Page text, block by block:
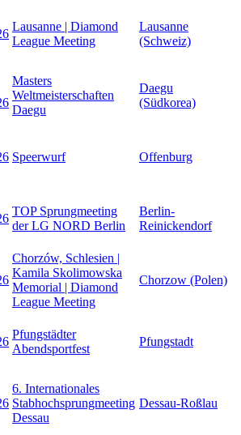
Lausanne | Diamond
League Meeting
Lausanne
(Schweiz)
Masters
Weltmeisterschaften
Daegu
Daegu
(Südkorea)
Speerwurf Offenburg
TOP Sprungmeeting
der LG NORD Berlin
Berlin-
Reinickendorf
Chorzów, Schlesien |
Kamila Skolimowska
Memorial | Diamond
League Meeting
Chorzow (Polen)
Pfungstädter
Abendsportfest
Pfungstadt
6. Internationales
Stabhochsprungmeeting
Dessau
Dessau-Roßlau